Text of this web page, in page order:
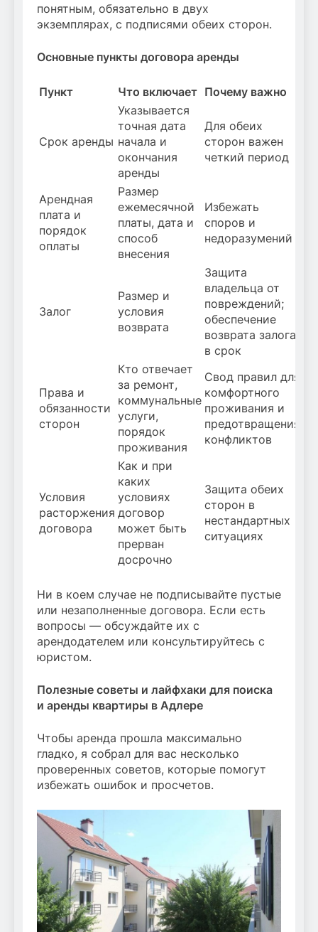
понятным, обязательно в двух
экземплярах, с подписями обеих сторон.
Основные пункты договора аренды
Пункт Что включает Почему важно
Срок аренды
Указывается
точная дата
начала и
окончания
аренды
Для обеих
сторон важен
четкий период
Арендная
плата и
порядок
оплаты
Размер
ежемесячной
платы, дата и
способ
внесения
Избежать
споров и
недоразумений
Залог
Размер и
условия
возврата
Защита
владельца от
повреждений;
обеспечение
возврата залога
в срок
Права и
обязанности
сторон
Кто отвечает
за ремонт,
коммунальные
услуги,
порядок
проживания
Свод правил для
комфортного
проживания и
предотвращения
конфликтов
Условия
расторжения
договора
Как и при
каких
условиях
договор
может быть
прерван
досрочно
Защита обеих
сторон в
нестандартных
ситуациях
Ни в коем случае не подписывайте пустые
или незаполненные договора. Если есть
вопросы — обсуждайте их с
арендодателем или консультируйтесь с
юристом.
Полезные советы и лайфхаки для поиска
и аренды квартиры в Адлере
Чтобы аренда прошла максимально
гладко, я собрал для вас несколько
проверенных советов, которые помогут
избежать ошибок и просчетов.